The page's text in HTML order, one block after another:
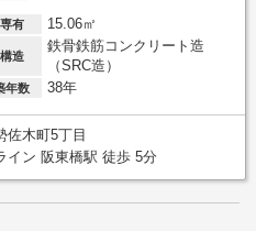
専有 15.06㎡
構造
鉄骨鉄筋コンクリート造
（SRC造）
年数 38年
佐木町5丁目
イン 阪東橋駅 徒歩 5分